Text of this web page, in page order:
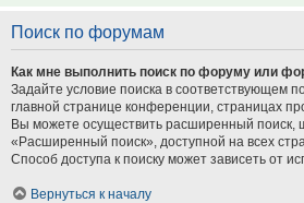
Поиск по форумам
Как мне выполнить поиск по форуму или
Задайте условие поиска в соответствующем
главной странице конференции, страницах
Вы можете осуществить расширенный поиск,
«Расширенный поиск», доступной на всех
Способ доступа к поиску может зависеть от
Вернуться к началу